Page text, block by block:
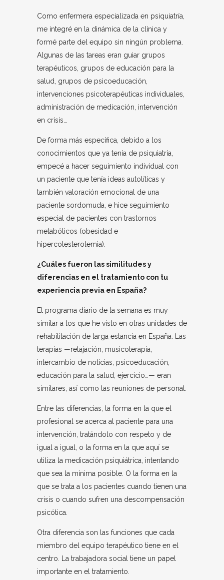
Como enfermera especializada en psiquiatría,
me integré en la dinámica de la clínica y
formé parte del equipo sin ningún problema.
Algunas de las tareas eran guiar grupos
terapéuticos, grupos de educación para la
salud, grupos de psicoeducación,
intervenciones psicoterapéuticas individuales,
administración de medicación, intervención
en crisis…
De forma más específica, debido a los
conocimientos que ya tenía de psiquiatría,
empecé a hacer seguimiento individual con
un paciente que tenía ideas autolíticas y
también valoración emocional de una
paciente sordomuda, e hice seguimiento
especial de pacientes con trastornos
metabólicos (obesidad e
hipercolesterolemia).
¿Cuáles fueron las similitudes y
diferencias en el tratamiento con tu
experiencia previa en España?
El programa diario de la semana es muy
similar a los que he visto en otras unidades de
rehabilitación de larga estancia en España. Las
terapias —relajación, musicoterapia,
intercambio de noticias, psicoeducación,
educación para la salud, ejercicio…— eran
similares, así como las reuniones de personal.
Entre las diferencias, la forma en la que el
profesional se acerca al paciente para una
intervención, tratándolo con respeto y de
igual a igual, o la forma en la que aquí se
utiliza la medicación psiquiátrica, intentando
que sea la mínima posible. O la forma en la
que se trata a los pacientes cuando tienen una
crisis o cuando sufren una descompensación
psicótica.
Otra diferencia son las funciones que cada
miembro del equipo terapéutico tiene en el
centro. La trabajadora social tiene un papel
importante en el tratamiento.